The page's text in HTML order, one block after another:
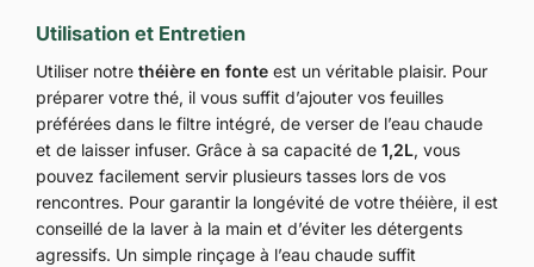
Utilisation et Entretien
Utiliser notre théière en fonte est un véritable plaisir. Pour
préparer votre thé, il vous suffit d’ajouter vos feuilles
préférées dans le filtre intégré, de verser de l’eau chaude
et de laisser infuser. Grâce à sa capacité de 1,2L, vous
pouvez facilement servir plusieurs tasses lors de vos
rencontres. Pour garantir la longévité de votre théière, il est
conseillé de la laver à la main et d’éviter les détergents
agressifs. Un simple rinçage à l’eau chaude suffit